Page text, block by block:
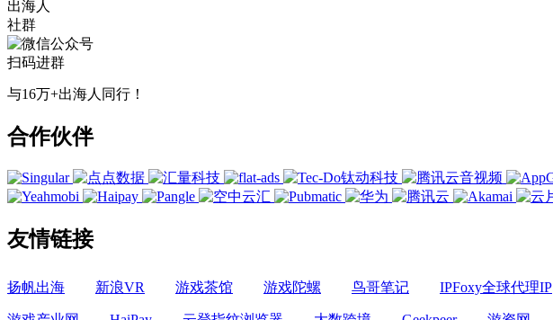
出海人
社群
扫码进群
与16万+出海人同行！
合作伙伴
友情链接
扬帆出海 新浪VR 游戏茶馆 游戏陀螺 鸟哥笔记 IPFoxy全球代理IP